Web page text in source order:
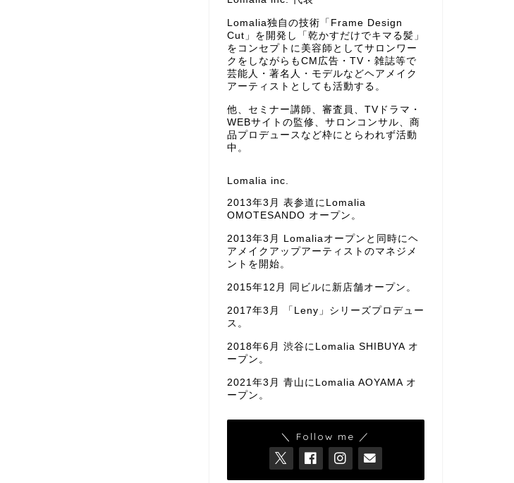
Lomalia独自の技術「Frame Design
Cut」を開発し「乾かすだけでキマる髪」
をコンセプトに美容師としてサロンワー
クをしながらもCM広告・TV・雑誌等で
芸能人・著名人・モデルなどヘアメイク
アーティストとしても活動する。
他、セミナー講師、審査員、TVドラマ・
WEBサイトの監修、サロンコンサル、商
品プロデュースなど枠にとらわれず活動
中。
Lomalia inc.
2013年3月 表参道にLomalia
OMOTESANDO オープン。
2013年3月 Lomaliaオープンと同時にヘ
アメイクアップアーティストのマネジメ
ントを開始。
2015年12月 同ビルに新店舗オープン。
2017年3月 「Leny」シリーズプロデュー
ス。
2018年6月 渋谷にLomalia SHIBUYA オ
ープン。
2021年3月 青山にLomalia AOYAMA オ
ープン。
＼ Follow me ／